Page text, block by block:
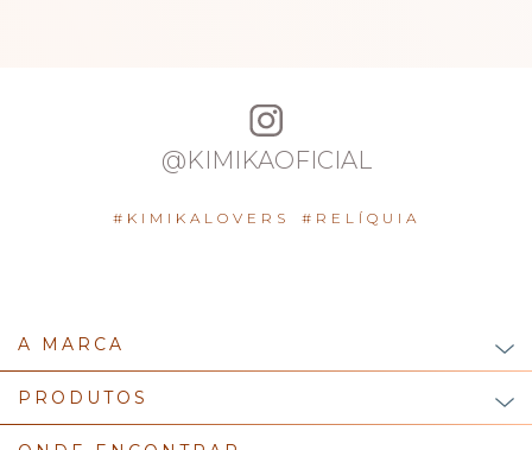
@KIMIKAOFICIAL
#KIMIKALOVERS #RELÍQUIA
A MARCA
PRODUTOS